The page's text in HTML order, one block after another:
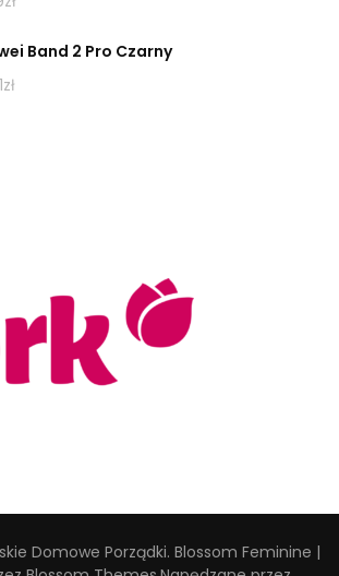
Band 2 Pro Czarny
zł
Domowe Porządki. Blossom Feminine |